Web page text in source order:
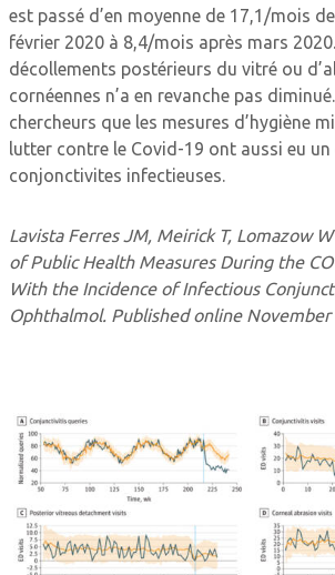
est passé d’en moyenne de 17,1/mois
février 2020 à 8,4/mois après mars
décollements postérieurs du vitré ou
cornéennes n’a en revanche pas
chercheurs que les mesures d’hygiène
lutter contre le Covid-19 ont aussi eu
conjonctivites infectieuses.
Lavista Ferres JM, Meirick T, Lomazow
of Public Health Measures During the
With the Incidence of Infectious
Ophthalmol. Published online November